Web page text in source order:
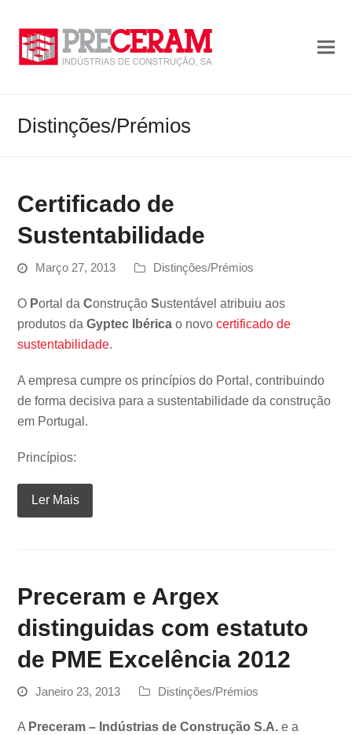
Distinções/Prémios
Certificado de
Sustentabilidade
Março 27, 2013 Distinções/Prémios
O Portal daConstruçãoSustentável atribuiu aos
produtos daGyptec Ibérica o novocertificado de
sustentabilidade.
A empresa cumpre os princípios do Portal, contribuindo
de forma decisiva para a sustentabilidade da construção
em Portugal.
Princípios:
Ler Mais
Preceram e Argex
distinguidas com estatuto
de PME Excelência 2012
Janeiro 23, 2013 Distinções/Prémios
A Preceram – Indústrias de Construção S.A. e a